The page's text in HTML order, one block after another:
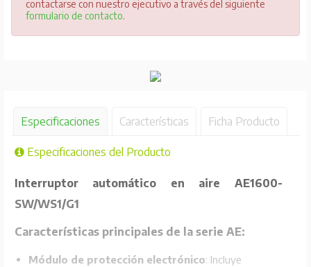
contactarse con nuestro ejecutivo a través del siguiente
formulario de contacto.
Especificaciones Características Ficha Producto
Especificaciones del Producto
Interruptor automático en aire AE1600-
SW/WS1/G1
Características principales de la serie AE:
Módulo de protección electrónico: Incluye